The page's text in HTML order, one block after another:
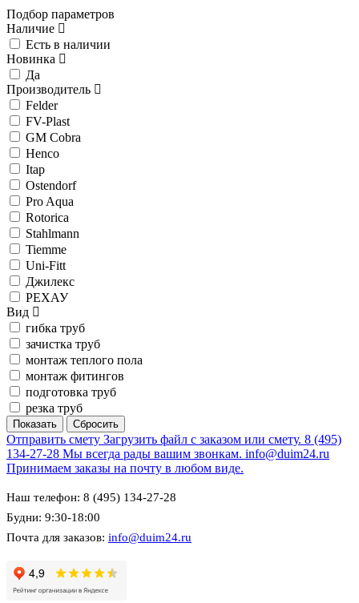
Подбор параметров
Наличие
Есть в наличии
Новинка
Да
Производитель
Felder
FV-Plast
GM Cobra
Henco
Itap
Ostendorf
Pro Aqua
Rotorica
Stahlmann
Tiemme
Uni-Fitt
Джилекс
РЕХАУ
Вид
гибка труб
зачистка труб
монтаж теплого пола
монтаж фитингов
подготовка труб
резка труб
Отправить смету Загрузить файл с заказом или смету. 8 (495)
134-27-28 Мы всегда рады вашим звонкам. info@duim24.ru
Принимаем заказы на почту в любом виде.
Наш телефон: 8 (495) 134-27-28
Будни: 9:30-18:00
Почта для заказов: info@duim24.ru